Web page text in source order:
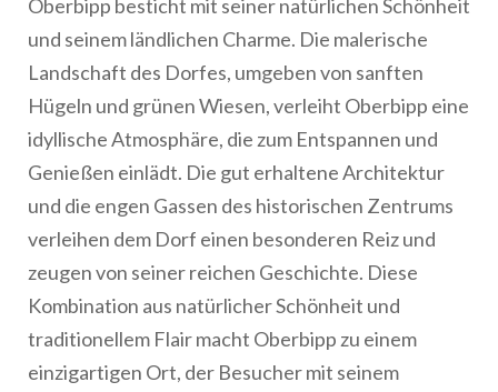
Oberbipp besticht mit seiner natürlichen Schönheit
und seinem ländlichen Charme. Die malerische
Landschaft des Dorfes, umgeben von sanften
Hügeln und grünen Wiesen, verleiht Oberbipp eine
idyllische Atmosphäre, die zum Entspannen und
Genießen einlädt. Die gut erhaltene Architektur
und die engen Gassen des historischen Zentrums
verleihen dem Dorf einen besonderen Reiz und
zeugen von seiner reichen Geschichte. Diese
Kombination aus natürlicher Schönheit und
traditionellem Flair macht Oberbipp zu einem
einzigartigen Ort, der Besucher mit seinem